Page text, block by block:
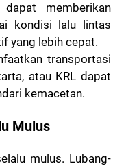
memberikan
kondisi lalu lintas
yang lebih cepat.
transportasi
atau KRL dapat
kemacetan.
Mulus
mulus. Lubang-